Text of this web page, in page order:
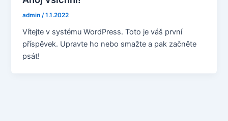
admin/1.1.2022
Vítejte v systému WordPress. Toto je váš první
příspěvek. Upravte ho nebo smažte a pak začněte
psát!